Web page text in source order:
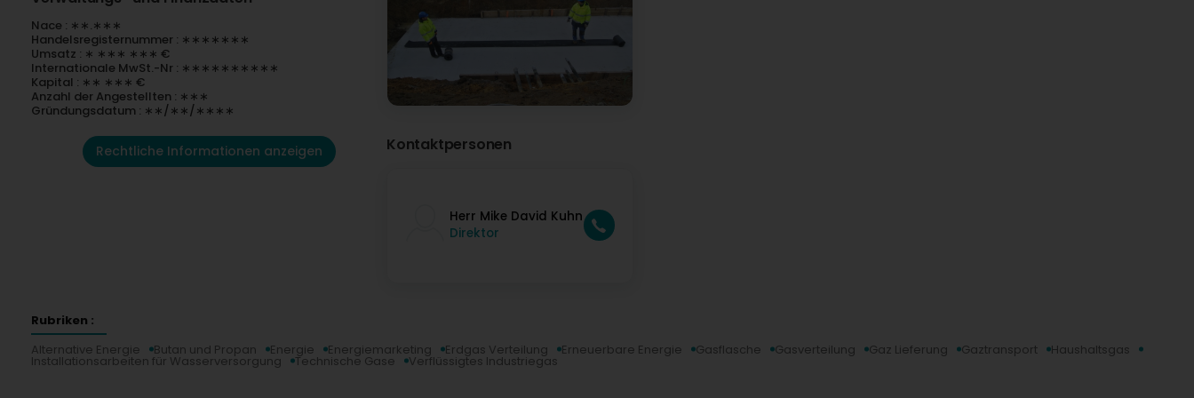
Nace : ∗∗.∗∗∗
Handelsregisternummer : ∗∗∗∗∗∗∗
Umsatz : ∗ ∗∗∗ ∗∗∗ €
Internationale MwSt.-Nr : ∗∗∗∗∗∗∗∗∗∗
Kapital : ∗∗ ∗∗∗ €
Anzahl der Angestellten : ∗∗∗
Gründungsdatum : ∗∗/∗∗/∗∗∗∗
Rechtliche Informationen anzeigen Kontaktpersonen
Herr Mike David Kuhn
Direktor
Rubriken :
Alternative Energie
Butan und Propan Energie Energiemarketing Erdgas Verteilung Erneuerbare Energie Gasflasche Gasverteilung Gaz Lieferung Gaztransport Haushaltsgas
Installationsarbeiten für Wasserversorgung Technische Gase Verflüssigtes Industriegas